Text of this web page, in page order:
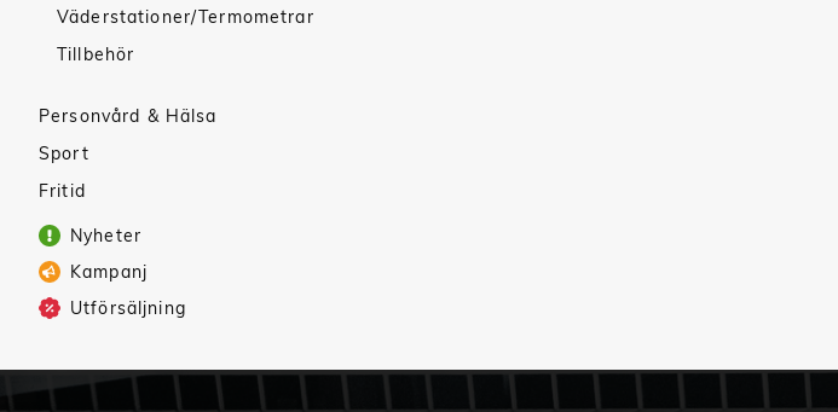
Väderstationer/Termometrar
Tillbehör
Personvård & Hälsa
Sport
Fritid
Nyheter
Kampanj
Utförsäljning